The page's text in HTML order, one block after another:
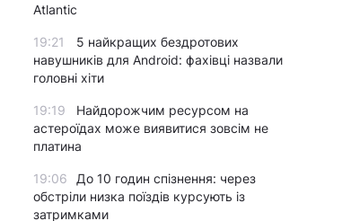
Atlantic
19:21
5 найкращих бездротових
навушників для Android: фахівці назвали
головні хіти
19:19
Найдорожчим ресурсом на
астероїдах може виявитися зовсім не
платина
19:06
До 10 годин спізнення: через
обстріли низка поїздів курсують із
затримками